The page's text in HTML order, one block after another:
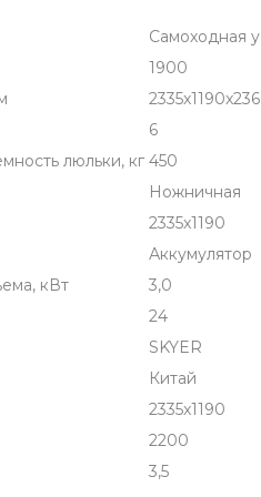
Самоходная
1900
6
люльки, кг 450
Ножничная
2335x1190
Аккумулятор
кВт
3,0
24
SKYER
Китай
2335x1190
2200
3,5